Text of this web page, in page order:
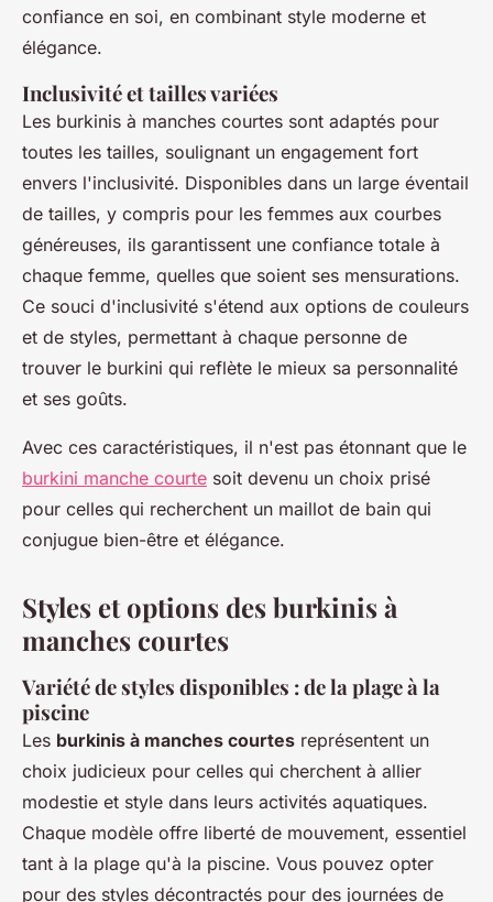
confiance en soi, en combinant style moderne et
élégance.
Inclusivité et tailles variées
Les burkinis à manches courtes sont adaptés pour
toutes les tailles, soulignant un engagement fort
envers l'inclusivité. Disponibles dans un large éventail
de tailles, y compris pour les femmes aux courbes
généreuses, ils garantissent une confiance totale à
chaque femme, quelles que soient ses mensurations.
Ce souci d'inclusivité s'étend aux options de couleurs
et de styles, permettant à chaque personne de
trouver le burkini qui reflète le mieux sa personnalité
et ses goûts.
Avec ces caractéristiques, il n'est pas étonnant que le
burkini manche courte soit devenu un choix prisé
pour celles qui recherchent un maillot de bain qui
conjugue bien-être et élégance.
Styles et options des burkinis à
manches courtes
Variété de styles disponibles : de la plage à la
piscine
Les burkinis à manches courtes représentent un
choix judicieux pour celles qui cherchent à allier
modestie et style dans leurs activités aquatiques.
Chaque modèle offre liberté de mouvement, essentiel
tant à la plage qu'à la piscine. Vous pouvez opter
pour des styles décontractés pour des journées de